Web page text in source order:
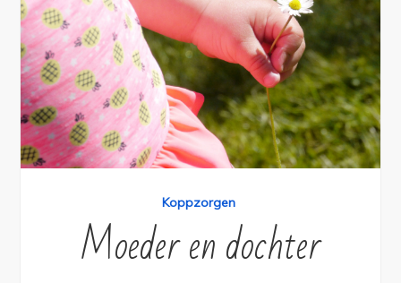
Koppzorgen
Moeder en dochter